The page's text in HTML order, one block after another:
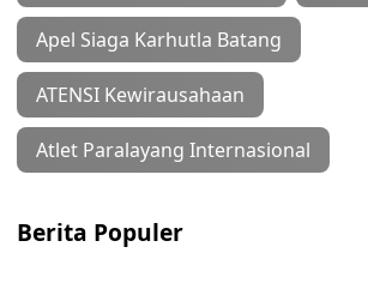
Apel Siaga Karhutla Batang
ATENSI Kewirausahaan
Atlet Paralayang Internasional
Berita Populer